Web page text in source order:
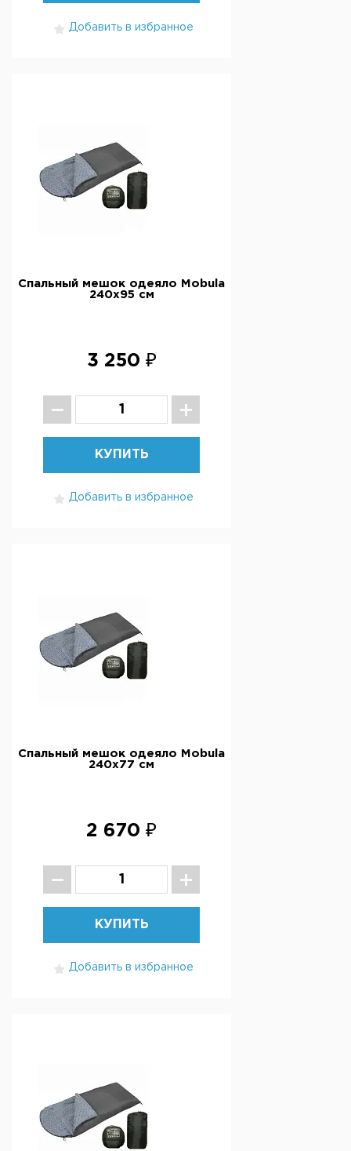
Добавить в избранное
Спальный мешок одеяло Mobula
240х95 см
3 250 ₽
КУПИТЬ
Добавить в избранное
Спальный мешок одеяло Mobula
240х77 см
2 670 ₽
КУПИТЬ
Добавить в избранное